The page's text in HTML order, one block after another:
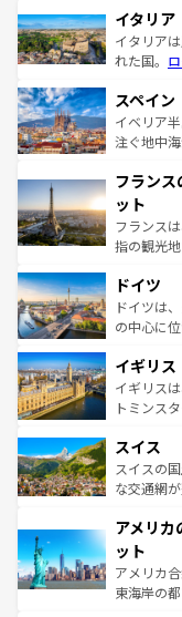
イタリア
イタリア
れた国。
ろん、ト
景など、
ピザやパ
ませてく
なお、新
しい。
スペイン
イベリア
注ぐ地中
文化が根
れる闘牛
る。首都
アートに
せる。地
ンテンツ
フラン
ット
フランス
指の観光
で、幅広
聖堂、美
から魅了
いる。シ
香り高い
らに、パ
れる地方
を参照し
ドイツ
ドイツは
の中心に
顔を持つ
ルリンの
してライ
は、お酒好き
ドイツ情
イギリス
イギリス
トミンス
リアごと
ティー、
戦など、
ンツ一覧
スイス
スイスの
な交通網
の建物が
博物館も
ことがで
者向けの
アメリカ
ット
アメリカ
東海岸の